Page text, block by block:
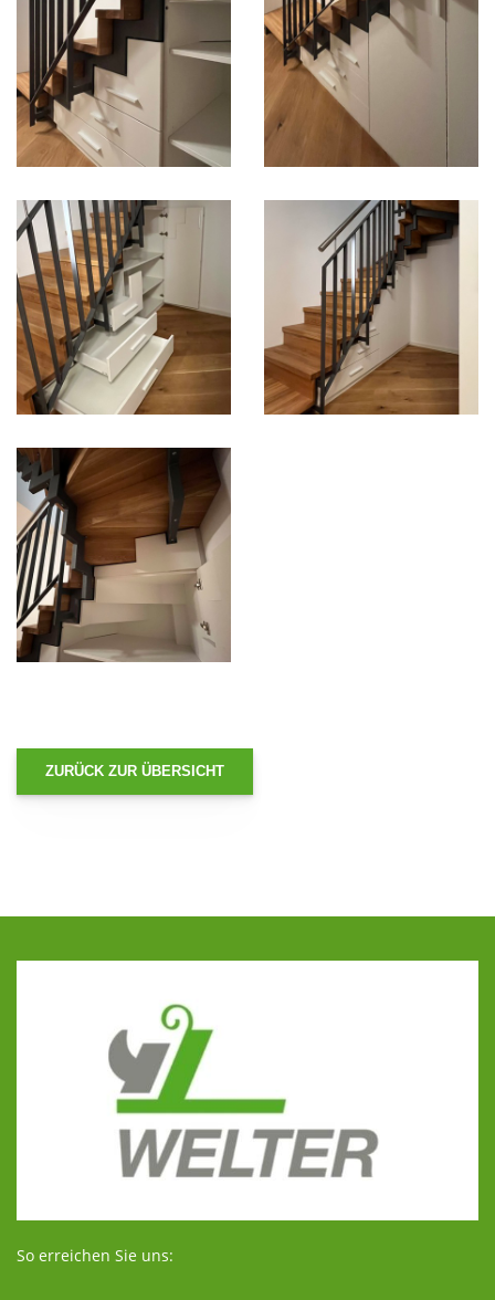
ZURÜCK ZUR ÜBERSICHT
So erreichen Sie uns: